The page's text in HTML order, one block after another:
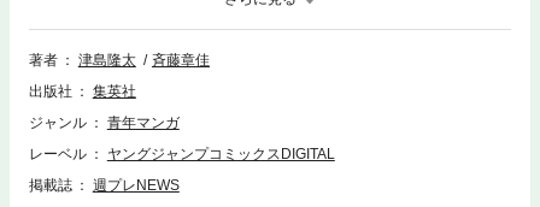
「依存」との長い戦いを決意する。露出癖のある美女、痴漢常習犯の若
者、不倫がやめられない中高年。ときに罪に手を染めながらも「嗜癖」に
耽溺する者たちとの出会いが、葛藤と苦悩を繰り返す津島の心を、少しず
マンガがついに配信開始！
著者 津島隆太
斉藤章佳
出版社
集英社
ジャンル
青年マンガ
レーベル
ヤングジャンプコミックスDIGITAL
掲載誌
週プレNEWS